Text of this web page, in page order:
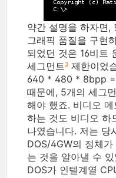
약간 설명을 하자면
그래픽 품질을 구현
되었던 것은 16비트
세그먼트3 제한이었
640 * 480 * 8bpp
때문에, 5개의 세그
해야 했죠. 비디오
하는 것도 비디오 하
나였습니다. 저는 당
DOS/4GW의 정체
는 것을 알아낼 수
DOS가 인텔계열